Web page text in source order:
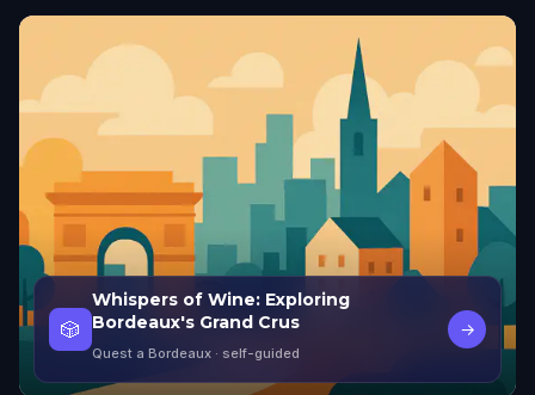
🎲
Whispers of Wine: Exploring
Bordeaux's Grand Crus
Quest a Bordeaux · self-guided
→